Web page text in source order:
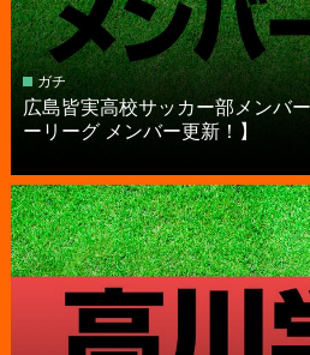
ガチ
広島皆実高校サッカー部メンバ
ーリーグ メンバー更新！】